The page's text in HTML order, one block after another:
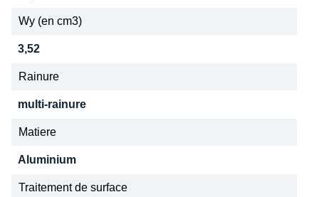
Wy (en cm3)
3,52
Rainure
multi-rainure
Matiere
Aluminium
Traitement de surface